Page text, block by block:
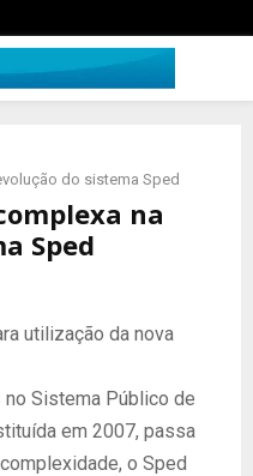
do sistema Sped
na
Sped
utilização da nova
Sistema Público de
em 2007, passa
o Sped